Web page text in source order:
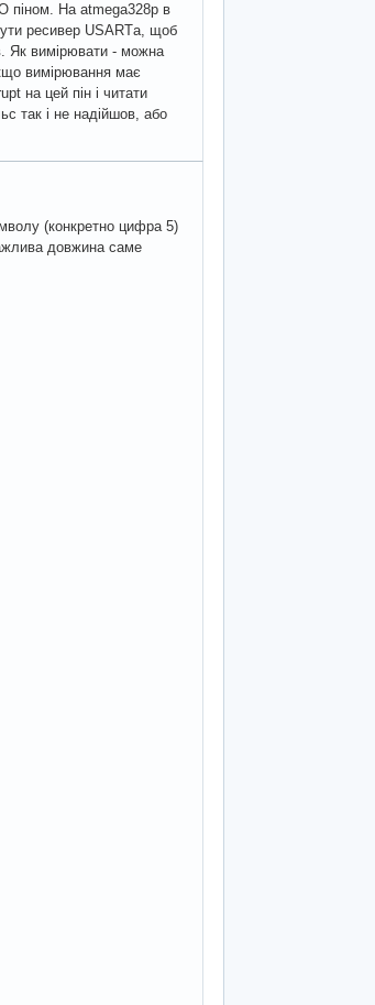
піном. На atmega328p в
ресивер USARTа, щоб
Як вимірювати - можна
вимірювання має
на цей пін і читати
так і не надійшов, або
(конкретно цифра 5)
довжина саме